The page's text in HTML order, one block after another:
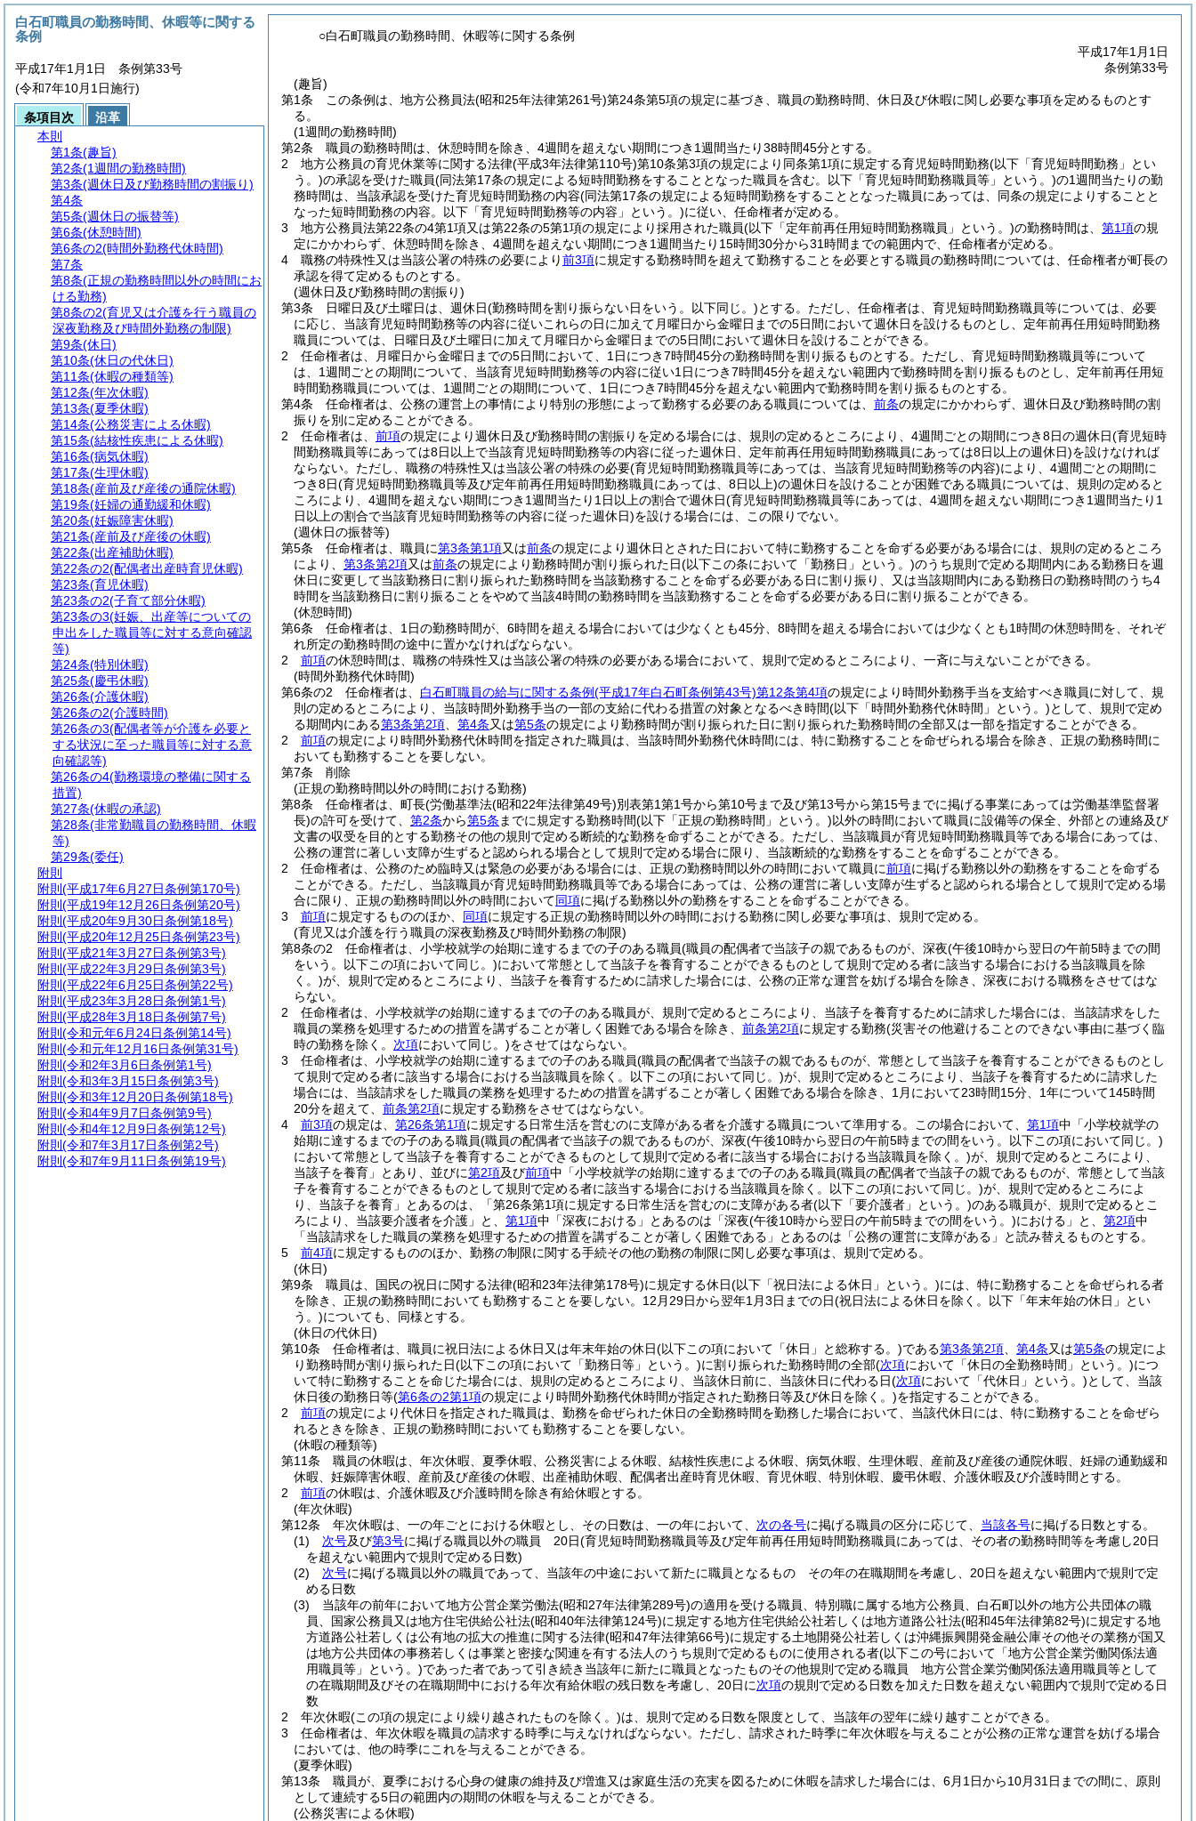
○白石町職員の勤務時間、休暇等に関する条例
平成17年1月1日
条例第33号
(趣旨)
第1条
この条例は、地方公務員法(昭和25年法律第261号)第24条第5項の規定に基づき、職員の勤務時間、休日及び休暇に関し必要な事項を定めるものとす
る。
(1週間の勤務時間)
第2条
職員の勤務時間は、休憩時間を除き、4週間を超えない期間につき1週間当たり38時間45分とする。
2
地方公務員の育児休業等に関する法律(平成3年法律第110号)第10条第3項の規定により同条第1項に規定する育児短時間勤務(以下「育児短時間勤務」とい
う。)の承認を受けた職員(同法第17条の規定による短時間勤務をすることとなった職員を含む。以下「育児短時間勤務職員等」という。)の1週間当たりの勤
務時間は、当該承認を受けた育児短時間勤務の内容(同法第17条の規定による短時間勤務をすることとなった職員にあっては、同条の規定によりすることと
なった短時間勤務の内容。以下「育児短時間勤務等の内容」という。)に従い、任命権者が定める。
3
地方公務員法第22条の4第1項又は第22条の5第1項の規定により採用された職員(以下「定年前再任用短時間勤務職員」という。)の勤務時間は、 第1項の規
定にかかわらず、休憩時間を除き、4週間を超えない期間につき1週間当たり15時間30分から31時間までの範囲内で、任命権者が定める。
4
職務の特殊性又は当該公署の特殊の必要により前3項に規定する勤務時間を超えて勤務することを必要とする職員の勤務時間については、任命権者が町長の
承認を得て定めるものとする。
(週休日及び勤務時間の割振り)
第3条
日曜日及び土曜日は、週休日(勤務時間を割り振らない日をいう。以下同じ。)とする。 ただし、任命権者は、育児短時間勤務職員等については、必要
に応じ、当該育児短時間勤務等の内容に従いこれらの日に加えて月曜日から金曜日までの5日間において週休日を設けるものとし、定年前再任用短時間勤務
職員については、日曜日及び土曜日に加えて月曜日から金曜日までの5日間において週休日を設けることができる。
2
任命権者は、月曜日から金曜日までの5日間において、1日につき7時間45分の勤務時間を割り振るものとする。 ただし、育児短時間勤務職員等について
は、1週間ごとの期間について、当該育児短時間勤務等の内容に従い1日につき7時間45分を超えない範囲内で勤務時間を割り振るものとし、定年前再任用短
時間勤務職員については、1週間ごとの期間について、1日につき7時間45分を超えない範囲内で勤務時間を割り振るものとする。
第4条
任命権者は、公務の運営上の事情により特別の形態によって勤務する必要のある職員については、 前条の規定にかかわらず、週休日及び勤務時間の割
振りを別に定めることができる。
2
任命権者は、 前項の規定により週休日及び勤務時間の割振りを定める場合には、規則の定めるところにより、4週間ごとの期間につき8日の週休日(育児短時
間勤務職員等にあっては8日以上で当該育児短時間勤務等の内容に従った週休日、定年前再任用短時間勤務職員にあっては8日以上の週休日)を設けなければ
ならない。 ただし、職務の特殊性又は当該公署の特殊の必要(育児短時間勤務職員等にあっては、当該育児短時間勤務等の内容)により、4週間ごとの期間に
つき8日(育児短時間勤務職員等及び定年前再任用短時間勤務職員にあっては、8日以上)の週休日を設けることが困難である職員については、規則の定めると
ころにより、4週間を超えない期間につき1週間当たり1日以上の割合で週休日(育児短時間勤務職員等にあっては、4週間を超えない期間につき1週間当たり1
日以上の割合で当該育児短時間勤務等の内容に従った週休日)を設ける場合には、この限りでない。
(週休日の振替等)
第5条
任命権者は、職員に第3条第1項又は前条の規定により週休日とされた日において特に勤務することを命ずる必要がある場合には、規則の定めるところ
により、 第3条第2項又は前条の規定により勤務時間が割り振られた日(以下この条において「勤務日」という。)のうち規則で定める期間内にある勤務日を週
休日に変更して当該勤務日に割り振られた勤務時間を当該勤務することを命ずる必要がある日に割り振り、又は当該期間内にある勤務日の勤務時間のうち4
時間を当該勤務日に割り振ることをやめて当該4時間の勤務時間を当該勤務することを命ずる必要がある日に割り振ることができる。
(休憩時間)
第6条
任命権者は、1日の勤務時間が、6時間を超える場合においては少なくとも45分、8時間を超える場合においては少なくとも1時間の休憩時間を、それぞ
れ所定の勤務時間の途中に置かなければならない。
2
前項の休憩時間は、職務の特殊性又は当該公署の特殊の必要がある場合において、規則で定めるところにより、一斉に与えないことができる。
(時間外勤務代休時間)
第6条の2
任命権者は、 白石町職員の給与に関する条例(平成17年白石町条例第43号)第12条第4項の規定により時間外勤務手当を支給すべき職員に対して、規
則の定めるところにより、当該時間外勤務手当の一部の支給に代わる措置の対象となるべき時間(以下「時間外勤務代休時間」という。)として、規則で定め
る期間内にある第3条第2項 第4条又は第5条の規定により勤務時間が割り振られた日に割り振られた勤務時間の全部又は一部を指定することができる。
2
前項の規定により時間外勤務代休時間を指定された職員は、当該時間外勤務代休時間には、特に勤務することを命ぜられる場合を除き、正規の勤務時間に
おいても勤務することを要しない。
第7条
削除
(正規の勤務時間以外の時間における勤務)
第8条
任命権者は、町長(労働基準法(昭和22年法律第49号)別表第1第1号から第10号まで及び第13号から第15号までに掲げる事業にあっては労働基準監督署
長)の許可を受けて、 第2条から第5条 までに規定する勤務時間(以下「正規の勤務時間」という。)以外の時間において職員に設備等の保全、外部との連絡及び
文書の収受を目的とする勤務その他の規則で定める断続的な勤務を命ずることができる。 ただし、当該職員が育児短時間勤務職員等である場合にあっては、
公務の運営に著しい支障が生ずると認められる場合として規則で定める場合に限り、当該断続的な勤務をすることを命ずることができる。
2
任命権者は、公務のため臨時又は緊急の必要がある場合には、正規の勤務時間以外の時間において職員に前項に掲げる勤務以外の勤務をすることを命ずる
ことができる。 ただし、当該職員が育児短時間勤務職員等である場合にあっては、公務の運営に著しい支障が生ずると認められる場合として規則で定める場
合に限り、正規の勤務時間以外の時間において同項に掲げる勤務以外の勤務をすることを命ずることができる。
3
前項に規定するもののほか、 同項に規定する正規の勤務時間以外の時間における勤務に関し必要な事項は、規則で定める。
(育児又は介護を行う職員の深夜勤務及び時間外勤務の制限)
第8条の2
任命権者は、小学校就学の始期に達するまでの子のある職員(職員の配偶者で当該子の親であるものが、深夜(午後10時から翌日の午前5時までの間
をいう。以下この項において同じ。)において常態として当該子を養育することができるものとして規則で定める者に該当する場合における当該職員を除
く。)が、規則で定めるところにより、当該子を養育するために請求した場合には、公務の正常な運営を妨げる場合を除き、深夜における職務をさせてはな
らない。
2
任命権者は、小学校就学の始期に達するまでの子のある職員が、規則で定めるところにより、当該子を養育するために請求した場合には、当該請求をした
職員の業務を処理するための措置を講ずることが著しく困難である場合を除き、 前条第2項に規定する勤務(災害その他避けることのできない事由に基づく臨
時の勤務を除く。 次項において同じ。)をさせてはならない。
3
任命権者は、小学校就学の始期に達するまでの子のある職員(職員の配偶者で当該子の親であるものが、常態として当該子を養育することができるものとし
て規則で定める者に該当する場合における当該職員を除く。以下この項において同じ。)が、規則で定めるところにより、当該子を養育するために請求した
場合には、当該請求をした職員の業務を処理するための措置を講ずることが著しく困難である場合を除き、1月において23時間15分、1年について145時間
20分を超えて、 前条第2項に規定する勤務をさせてはならない。
4
前3項の規定は、 第26条第1項に規定する日常生活を営むのに支障がある者を介護する職員について準用する。 この場合において、 第1項中「小学校就学の
始期に達するまでの子のある職員(職員の配偶者で当該子の親であるものが、深夜(午後10時から翌日の午前5時までの間をいう。以下この項において同じ。)
において常態として当該子を養育することができるものとして規則で定める者に該当する場合における当該職員を除く。)が、規則で定めるところにより、
当該子を養育」とあり、並びに第2項及び前項中「小学校就学の始期に達するまでの子のある職員(職員の配偶者で当該子の親であるものが、常態として当該
子を養育することができるものとして規則で定める者に該当する場合における当該職員を除く。以下この項において同じ。)が、規則で定めるところによ
り、当該子を養育」とあるのは、「第26条第1項に規定する日常生活を営むのに支障がある者(以下「要介護者」という。)のある職員が、規則で定めるとこ
ろにより、当該要介護者を介護」と、 第1項中「深夜における」とあるのは「深夜(午後10時から翌日の午前5時までの間をいう。)における」と、 第2項中
「当該請求をした職員の業務を処理するための措置を講ずることが著しく困難である」とあるのは「公務の運営に支障がある」と読み替えるものとする。
5
前4項に規定するもののほか、勤務の制限に関する手続その他の勤務の制限に関し必要な事項は、規則で定める。
(休日)
第9条
職員は、国民の祝日に関する法律(昭和23年法律第178号)に規定する休日(以下「祝日法による休日」という。)には、特に勤務することを命ぜられる者
を除き、正規の勤務時間においても勤務することを要しない。 12月29日から翌年1月3日までの日(祝日法による休日を除く。以下「年末年始の休日」とい
う。)についても、同様とする。
(休日の代休日)
第10条
任命権者は、職員に祝日法による休日又は年末年始の休日(以下この項において「休日」と総称する。)である第3条第2項 第4条又は第5条の規定によ
り勤務時間が割り振られた日(以下この項において「勤務日等」という。)に割り振られた勤務時間の全部(次項において「休日の全勤務時間」という。)につ
いて特に勤務することを命じた場合には、規則の定めるところにより、当該休日前に、当該休日に代わる日(次項において「代休日」という。)として、当該
休日後の勤務日等(第6条の2第1項の規定により時間外勤務代休時間が指定された勤務日等及び休日を除く。)を指定することができる。
2
前項の規定により代休日を指定された職員は、勤務を命ぜられた休日の全勤務時間を勤務した場合において、当該代休日には、特に勤務することを命ぜら
れるときを除き、正規の勤務時間においても勤務することを要しない。
(休暇の種類等)
第11条
職員の休暇は、年次休暇、夏季休暇、公務災害による休暇、結核性疾患による休暇、病気休暇、生理休暇、産前及び産後の通院休暇、妊婦の通勤緩和
休暇、妊娠障害休暇、産前及び産後の休暇、出産補助休暇、配偶者出産時育児休暇、育児休暇、特別休暇、慶弔休暇、介護休暇及び介護時間とする。
2
前項の休暇は、介護休暇及び介護時間を除き有給休暇とする。
(年次休暇)
第12条
年次休暇は、一の年ごとにおける休暇とし、その日数は、一の年において、 次の各号に掲げる職員の区分に応じて、 当該各号に掲げる日数とする。
(1)
次号及び第3号に掲げる職員以外の職員 20日(育児短時間勤務職員等及び定年前再任用短時間勤務職員にあっては、その者の勤務時間等を考慮し20日
を超えない範囲内で規則で定める日数)
(2)
次号に掲げる職員以外の職員であって、当該年の中途において新たに職員となるもの その年の在職期間を考慮し、20日を超えない範囲内で規則で定
める日数
(3)
当該年の前年において地方公営企業労働法(昭和27年法律第289号)の適用を受ける職員、特別職に属する地方公務員、白石町以外の地方公共団体の職
員、国家公務員又は地方住宅供給公社法(昭和40年法律第124号)に規定する地方住宅供給公社若しくは地方道路公社法(昭和45年法律第82号)に規定する地
方道路公社若しくは公有地の拡大の推進に関する法律(昭和47年法律第66号)に規定する土地開発公社若しくは沖縄振興開発金融公庫その他その業務が国又
は地方公共団体の事務若しくは事業と密接な関連を有する法人のうち規則で定めるものに使用される者(以下この号において「地方公営企業労働関係法適
用職員等」という。)であった者であって引き続き当該年に新たに職員となったものその他規則で定める職員 地方公営企業労働関係法適用職員等として
の在職期間及びその在職期間中における年次有給休暇の残日数を考慮し、20日に次項の規則で定める日数を加えた日数を超えない範囲内で規則で定める日
数
2
年次休暇(この項の規定により繰り越されたものを除く。)は、規則で定める日数を限度として、当該年の翌年に繰り越すことができる。
3
任命権者は、年次休暇を職員の請求する時季に与えなければならない。 ただし、請求された時季に年次休暇を与えることが公務の正常な運営を妨げる場合
においては、他の時季にこれを与えることができる。
(夏季休暇)
第13条
職員が、夏季における心身の健康の維持及び増進又は家庭生活の充実を図るために休暇を請求した場合には、6月1日から10月31日までの間に、原則
として連続する5日の範囲内の期間の休暇を与えることができる。
(公務災害による休暇)
白石町職員の勤務時間、休暇等に関する
条例
平成17年1月1日 条例第33号
(令和7年10月1日施行)
条項目次
沿革
本則
第1条(趣旨)
第2条(1週間の勤務時間)
第3条(週休日及び勤務時間の割振り)
第4条
第5条(週休日の振替等)
第6条(休憩時間)
第6条の2(時間外勤務代休時間)
第7条
第8条(正規の勤務時間以外の時間にお
ける勤務)
第8条の2(育児又は介護を行う職員の
深夜勤務及び時間外勤務の制限)
第9条(休日)
第10条(休日の代休日)
第11条(休暇の種類等)
第12条(年次休暇)
第13条(夏季休暇)
第14条(公務災害による休暇)
第15条(結核性疾患による休暇)
第16条(病気休暇)
第17条(生理休暇)
第18条(産前及び産後の通院休暇)
第19条(妊婦の通勤緩和休暇)
第20条(妊娠障害休暇)
第21条(産前及び産後の休暇)
第22条(出産補助休暇)
第22条の2(配偶者出産時育児休暇)
第23条(育児休暇)
第23条の2(子育て部分休暇)
第23条の3(妊娠、出産等についての
申出をした職員等に対する意向確認
等)
第24条(特別休暇)
第25条(慶弔休暇)
第26条(介護休暇)
第26条の2(介護時間)
第26条の3(配偶者等が介護を必要と
する状況に至った職員等に対する意
向確認等)
第26条の4(勤務環境の整備に関する
措置)
第27条(休暇の承認)
第28条(非常勤職員の勤務時間、休暇
等)
第29条(委任)
附則
附則 (平成17年6月27日条例第170号)
附則 (平成19年12月26日条例第20号)
附則 (平成20年9月30日条例第18号)
附則 (平成20年12月25日条例第23号)
附則 (平成21年3月27日条例第3号)
附則 (平成22年3月29日条例第3号)
附則 (平成22年6月25日条例第22号)
附則 (平成23年3月28日条例第1号)
附則 (平成28年3月18日条例第7号)
附則 (令和元年6月24日条例第14号)
附則 (令和元年12月16日条例第31号)
附則 (令和2年3月6日条例第1号)
附則 (令和3年3月15日条例第3号)
附則 (令和3年12月20日条例第18号)
附則 (令和4年9月7日条例第9号)
附則 (令和4年12月9日条例第12号)
附則 (令和7年3月17日条例第2号)
附則 (令和7年9月11日条例第19号)